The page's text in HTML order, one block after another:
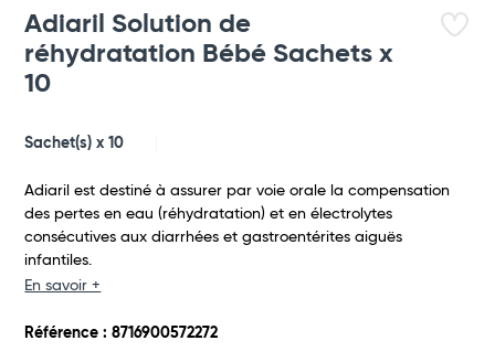
Adiaril Solution de
réhydratation Bébé Sachets x
10
Sachet(s) x 10
Adiaril est destiné à assurer par voie orale la compensation
des pertes en eau (réhydratation) et en électrolytes
consécutives aux diarrhées et gastroentérites aiguës
infantiles.
En savoir +
Référence : 8716900572272